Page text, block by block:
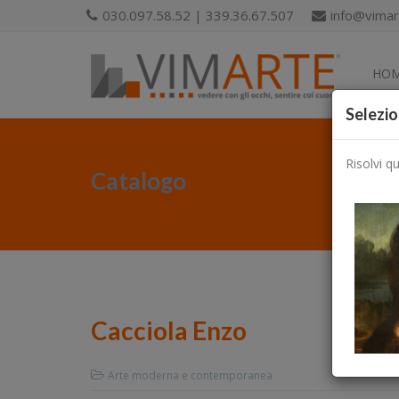
030.097.58.52 | 339.36.67.507
Catalogo
Cacciola Enzo
Arte moderna e contemporanea
Risolvi